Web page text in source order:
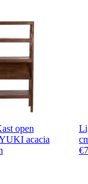
open
acacia
€